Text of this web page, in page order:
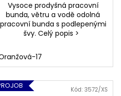
10
Vysoce prodyšná pracovní
bunda, větru a vodě odolná
pracovní bunda s podlepenými
švy. Celý popis >
17
Kód: 3572/XS